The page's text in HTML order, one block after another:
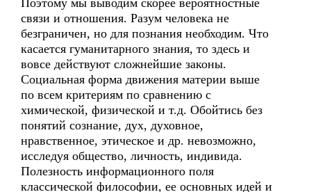
Поэтому мы выводим скорее вероятностные
связи и отношения. Разум человека не
безграничен, но для познания необходим. Что
касается гуманитарного знания, то здесь и
вовсе действуют сложнейшие законы.
Социальная форма движения материи выше
по всем критериям по сравнению с
химической, физической и т.д. Обойтись без
понятий сознание, дух, духовное,
нравственное, этическое и др. невозможно,
исследуя общество, личность, индивида.
Полезность информационного поля
классической философии, ее основных идей и